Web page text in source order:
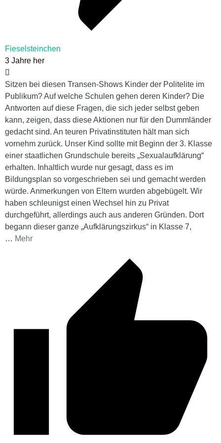
Fieselsteinchen
3 Jahre her
Sitzen bei diesen Transen-Shows Kinder der Politelite im
Publikum? Auf welche Schulen gehen deren Kinder? Die
Antworten auf diese Fragen, die sich jeder selbst geben
kann, zeigen, dass diese Aktionen nur für den Dummländer
gedacht sind. An teuren Privatinstituten hält man sich
vornehm zurück. Unser Kind sollte mit Beginn der 3. Klasse
einer staatlichen Grundschule bereits „Sexualaufklärung“
erhalten. Inhaltlich wurde nur gesagt, dass es im
Bildungsplan so vorgeschrieben sei und gemacht werden
würde. Anmerkungen von Eltern wurden abgebügelt. Wir
haben schleunigst einen Wechsel hin zu Privat
durchgeführt, allerdings auch aus anderen Gründen. Dort
begann dieser ganze „Aufklärungszirkus“ in Klasse 7,
… Mehr